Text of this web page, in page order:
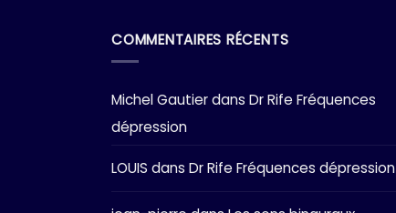
COMMENTAIRES RÉCENTS
Michel Gautierdans Dr Rife Fréquences
dépression
LOUIS dans Dr Rife Fréquences dépression